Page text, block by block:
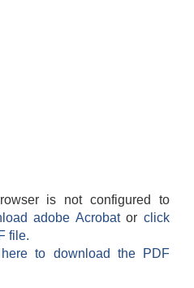
is not configured to
adobe Acrobatorclick
file.
to download the PDF